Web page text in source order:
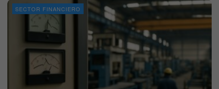
SECTOR FINANCIERO